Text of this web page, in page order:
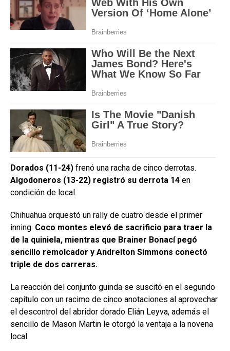
Dorados (11-24) frenó una racha de cinco derrotas.
Algodoneros (13-22) registró su derrota 14 en
condición de local.
Chihuahua orquestó un rally de cuatro desde el primer
inning. Coco montes elevó de sacrificio para traer la
de la quiniela, mientras que Brainer Bonací pegó
sencillo remolcador y Andrelton Simmons conectó
triple de dos carreras.
La reacción del conjunto guinda se suscitó en el segundo
capítulo con un racimo de cinco anotaciones al aprovechar
el descontrol del abridor dorado Elián Leyva, además el
sencillo de Mason Martin le otorgó la ventaja a la novena
local.